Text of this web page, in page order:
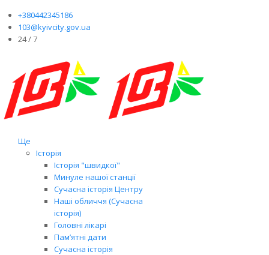
+380442345186
103@kyivcity.gov.ua
24 / 7
Ще
Історія
Історія "швидкої"
Минуле нашої станції
Сучасна історія Центру
Наші обличчя (Сучасна
історія)
Головні лікарі
Пам’ятні дати
Сучасна історія